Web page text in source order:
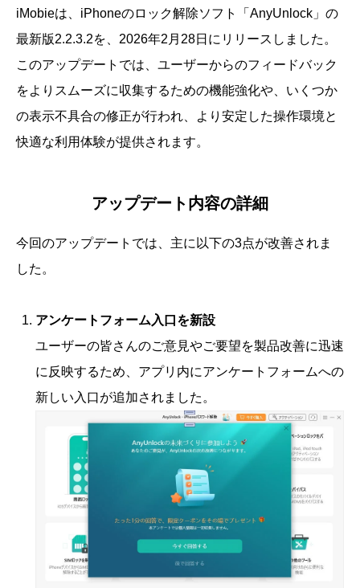
iMobieは、iPhoneのロック解除ソフト「AnyUnlock」の
最新版2.2.3.2を、2026年2月28日にリリースしました。
このアップデートでは、ユーザーからのフィードバック
をよりスムーズに収集するための機能強化や、いくつか
の表示不具合の修正が行われ、より安定した操作環境と
快適な利用体験が提供されます。
アップデート内容の詳細
今回のアップデートでは、主に以下の3点が改善されま
した。
アンケートフォーム入口を新設
ユーザーの皆さんのご意見やご要望を製品改善に迅速
に反映するため、アプリ内にアンケートフォームへの
新しい入口が追加されました。